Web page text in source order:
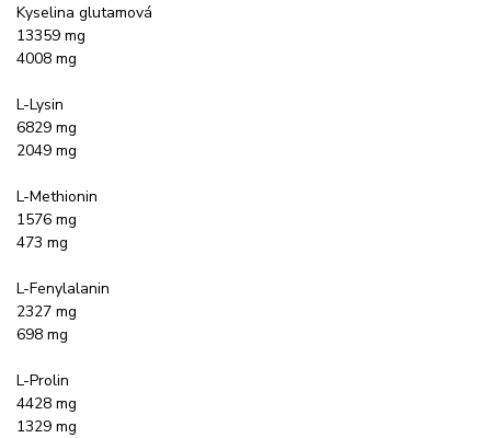
Kyselina glutamová
13359 mg
4008 mg
L-Lysin
6829 mg
2049 mg
L-Methionin
1576 mg
473 mg
L-Fenylalanin
2327 mg
698 mg
L-Prolin
4428 mg
1329 mg